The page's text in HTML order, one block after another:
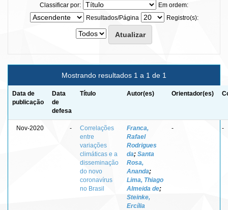
Classificar por:
Em ordem:
Resultados/Página
Registro(s):
Mostrando resultados 1 a 1 de 1
Data de
publicação
Data
de
defesa
Título Autor(es) Orientador(es)
Nov-2020 -
Correlações
entre
variações
climáticas e a
disseminação
do novo
coronavírus
no Brasil
Franca,
Rafael
Rodrigues
da; Santa
Rosa,
Ananda;
Lima, Thiago
Almeida de;
Steinke,
Ercília
- -